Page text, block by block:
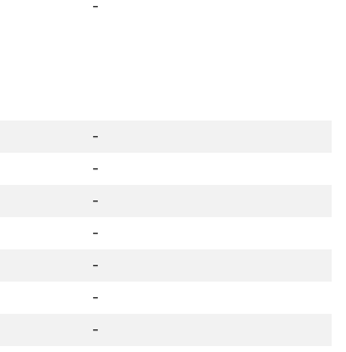
-
-
-
-
-
-
-
-